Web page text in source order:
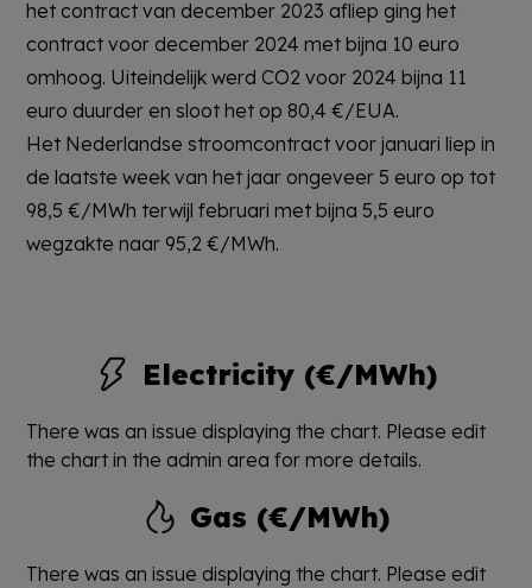
het contract van december 2023 afliep ging het
contract voor december 2024 met bijna 10 euro
omhoog. Uiteindelijk werd CO2 voor 2024 bijna 11
euro duurder en sloot het op 80,4 €/EUA.
Het Nederlandse stroomcontract voor januari liep in
de laatste week van het jaar ongeveer 5 euro op tot
98,5 €/MWh terwijl februari met bijna 5,5 euro
wegzakte naar 95,2 €/MWh.
Electricity (€/MWh)
There was an issue displaying the chart. Please edit
the chart in the admin area for more details.
Gas (€/MWh)
There was an issue displaying the chart. Please edit